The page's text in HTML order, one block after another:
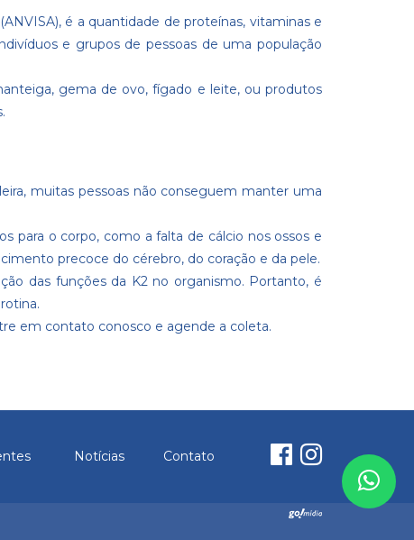
é a quantidade de proteínas, vitaminas e
e grupos de pessoas de uma população
gema de ovo, fígado e leite, ou produtos
muitas pessoas não conseguem manter uma
para o corpo, como a falta de cálcio nos ossos e
precoce do cérebro, do coração e da pele.
das funções da K2 no organismo. Portanto, é
.
em contato conosco e agende a coleta.
Notícias Contato